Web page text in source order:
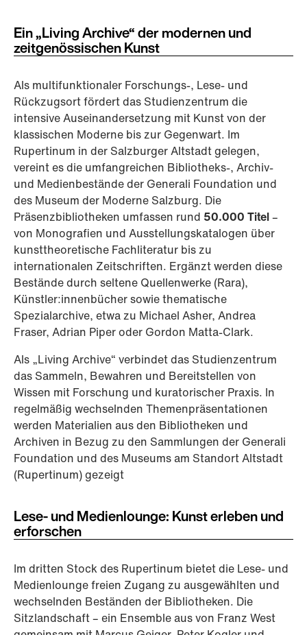
Ein „Living Archive“ der modernen und
zeitgenössischen Kunst
Als multifunktionaler Forschungs-, Lese- und
Rückzugsort fördert das Studienzentrum die
intensive Auseinandersetzung mit Kunst von der
klassischen Moderne bis zur Gegenwart. Im
Rupertinum in der Salzburger Altstadt gelegen,
vereint es die umfangreichen Bibliotheks-, Archiv-
und Medienbestände der Generali Foundation und
des Museum der Moderne Salzburg. Die
Präsenzbibliotheken umfassen rund 50.000 Titel–
von Monografien und Ausstellungskatalogen über
kunsttheoretische Fachliteratur bis zu
internationalen Zeitschriften. Ergänzt werden diese
Bestände durch seltene Quellenwerke (Rara),
Künstler:innenbücher sowie thematische
Spezialarchive, etwa zu Michael Asher, Andrea
Fraser, Adrian Piper oder Gordon Matta-Clark.
Als „Living Archive“ verbindet das Studienzentrum
das Sammeln, Bewahren und Bereitstellen von
Wissen mit Forschung und kuratorischer Praxis. In
regelmäßig wechselnden Themenpräsentationen
werden Materialien aus den Bibliotheken und
Archiven in Bezug zu den Sammlungen der Generali
Foundation und des Museums am Standort Altstadt
(Rupertinum) gezeigt
Lese- und Medienlounge: Kunst erleben und
erforschen
Im dritten Stock des Rupertinum bietet die Lese- und
Medienlounge freien Zugang zu ausgewählten und
wechselnden Beständen der Bibliotheken. Die
Sitzlandschaft – ein Ensemble aus von Franz West